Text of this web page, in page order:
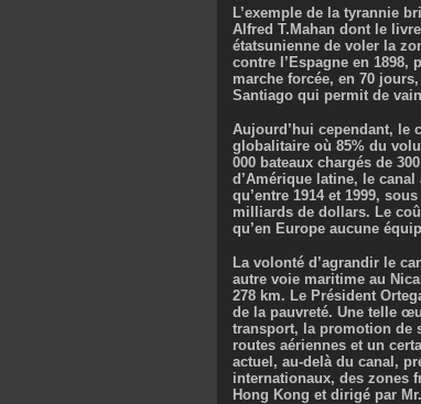
L’exemple de la tyrannie
Alfred T.Mahan dont le
étatsunienne de voler la
contre l’Espagne en
marche forcée, en 70
Santiago qui permit de
Aujourd’hui cependant, le
globalitaire où 85% du
000 bateaux chargés de
d’Amérique latine, le
qu’entre 1914 et 1999,
milliards de dollars. Le
qu’en Europe aucune
La volonté d’agrandir le
autre voie maritime au
278 km. Le Président
de la pauvreté. Une telle
transport, la promotion de
routes aériennes et un
actuel, au-delà du canal,
internationaux, des zones
Hong Kong et dirigé par